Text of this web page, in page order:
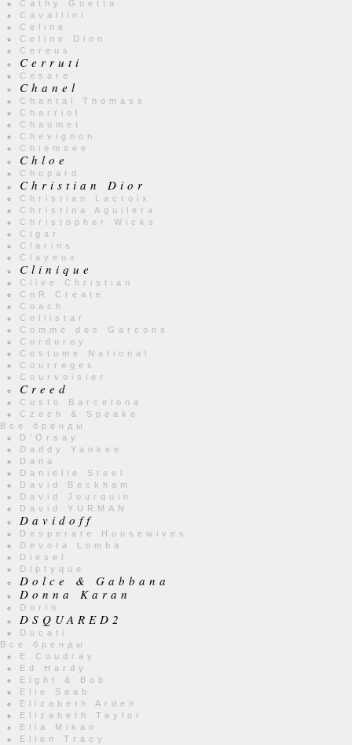
Cathy Guetta
Cavallini
Celine
Celine Dion
Cereus
Cerruti
Cesare
Chanel
Chantal Thomass
Charriol
Chaumet
Chevignon
Chiemsee
Chloe
Chopard
Christian Dior
Christian Lacroix
Christina Aguilera
Christopher Wicks
Cigar
Clarins
Clayeux
Clinique
Clive Christian
CnR Create
Coach
Collistar
Comme des Garcons
Corduroy
Costume National
Courreges
Courvoisier
Creed
Custo Barcelona
Czech & Speake
Все бренды
D'Orsay
Daddy Yankee
Dana
Danielle Steel
David Beckham
David Jourquin
David YURMAN
Davidoff
Desperate Housewives
Devota Lomba
Diesel
Diptyque
Dolce & Gabbana
Donna Karan
Dorin
DSQUARED2
Ducati
Все бренды
E.Coudray
Ed Hardy
Eight & Bob
Elie Saab
Elizabeth Arden
Elizabeth Taylor
Ella Mikao
Ellen Tracy